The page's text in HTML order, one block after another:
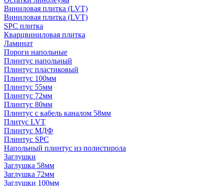
Виниловая плитка (LVT)
Виниловая плитка (LVT)
SPC плитка
Кварцвиниловая плитка
Ламинат
Пороги напольные
Плинтус напольный
Плинтус пластиковый
Плинтус 100мм
Плинтус 55мм
Плинтус 72мм
Плинтус 80мм
Плинтус с кабель каналом 58мм
Плитус LVT
Плинтус МДФ
Плинтус SPC
Напольный плинтус из полистирола
Заглушки
Заглушка 58мм
Заглушка 72мм
Заглушки 100мм